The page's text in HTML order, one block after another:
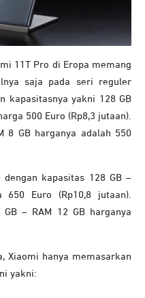
11T Pro di Eropa memang
saja pada seri reguler
kapasitasnya yakni 128 GB
500 Euro (Rp8,3 jutaan).
8 GB harganya adalah 550
dengan kapasitas 128 GB –
650 Euro (Rp10,8 jutaan).
– RAM 12 GB harganya
Xiaomi hanya memasarkan
yakni: